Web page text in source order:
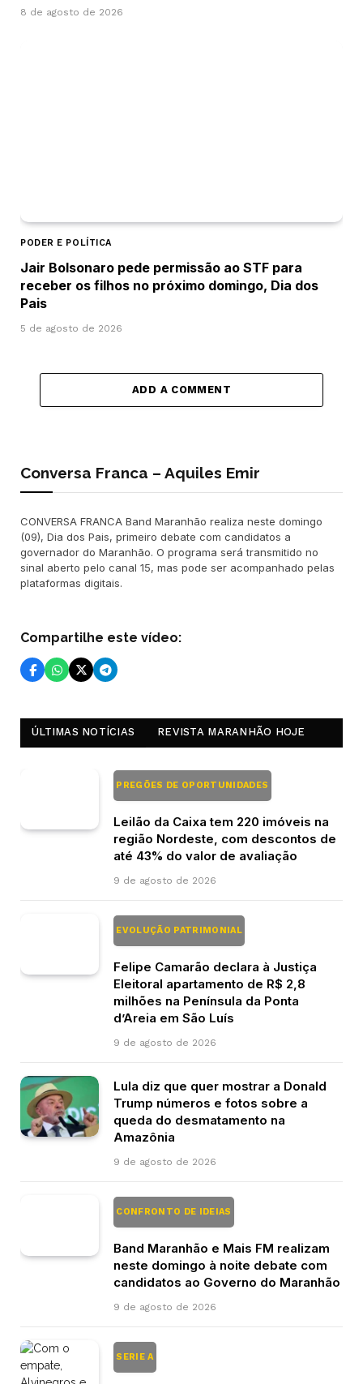
8 de agosto de 2026
PODER E POLÍTICA
Jair Bolsonaro pede permissão ao STF para
receber os filhos no próximo domingo, Dia dos
Pais
5 de agosto de 2026
ADD A COMMENT
Conversa Franca – Aquiles Emir
CONVERSA FRANCA Band Maranhão realiza neste domingo
(09), Dia dos Pais, primeiro debate com candidatos a
governador do Maranhão. O programa será transmitido no
sinal aberto pelo canal 15, mas pode ser acompanhado pelas
plataformas digitais.
Compartilhe este vídeo:
ÚLTIMAS NOTÍCIAS REVISTA MARANHÃO HOJE
PREGÕES DE OPORTUNIDADES
Leilão da Caixa tem 220 imóveis na
região Nordeste, com descontos de
até 43% do valor de avaliação
9 de agosto de 2026
EVOLUÇÃO PATRIMONIAL
Felipe Camarão declara à Justiça
Eleitoral apartamento de R$ 2,8
milhões na Península da Ponta
d’Areia em São Luís
9 de agosto de 2026
Lula diz que quer mostrar a Donald
Trump números e fotos sobre a
queda do desmatamento na
Amazônia
9 de agosto de 2026
CONFRONTO DE IDEIAS
Band Maranhão e Mais FM realizam
neste domingo à noite debate com
candidatos ao Governo do Maranhão
9 de agosto de 2026
SERIE A